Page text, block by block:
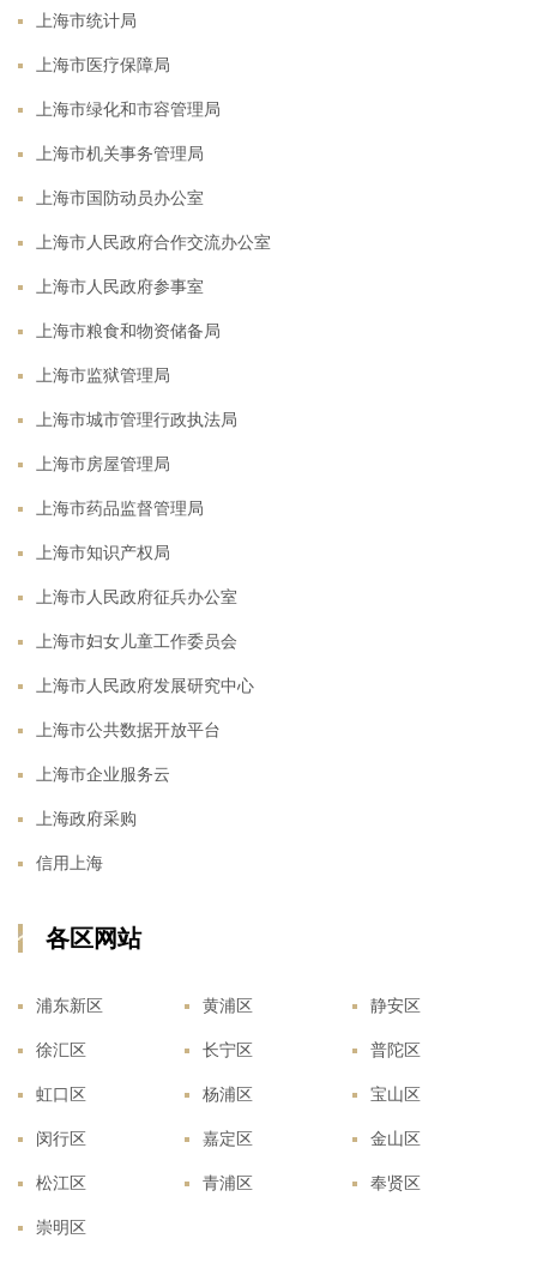
上海市统计局
上海市医疗保障局
上海市绿化和市容管理局
上海市机关事务管理局
上海市国防动员办公室
上海市人民政府合作交流办公室
上海市人民政府参事室
上海市粮食和物资储备局
上海市监狱管理局
上海市城市管理行政执法局
上海市房屋管理局
上海市药品监督管理局
上海市知识产权局
上海市人民政府征兵办公室
上海市妇女儿童工作委员会
上海市人民政府发展研究中心
上海市公共数据开放平台
上海市企业服务云
上海政府采购
信用上海
各区网站
浦东新区 黄浦区 静安区
徐汇区 长宁区 普陀区
虹口区 杨浦区 宝山区
闵行区 嘉定区 金山区
松江区 青浦区 奉贤区
崇明区